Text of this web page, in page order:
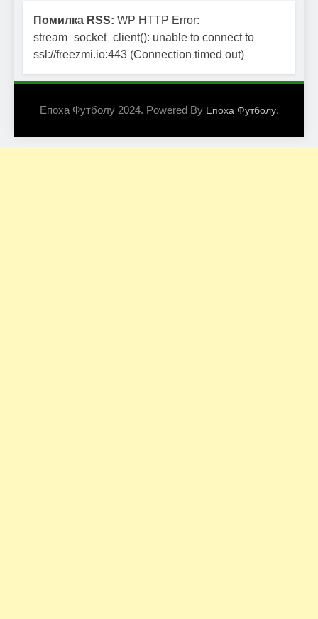
Помилка RSS: WP HTTP Error:
stream_socket_client(): unable to connect to
ssl://freezmi.io:443 (Connection timed out)
Епоха Футболу 2024. Powered By Епоха Футболу.